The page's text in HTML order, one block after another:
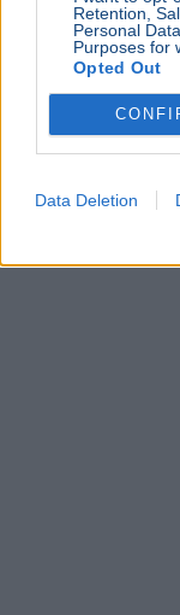
Retention,
Personal
Purposes for
Opted Out
Data Deletion